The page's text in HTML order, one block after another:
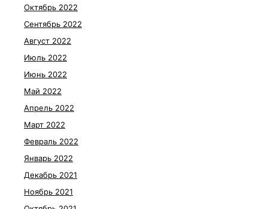
Октябрь 2022
Сентябрь 2022
Август 2022
Июль 2022
Июнь 2022
Май 2022
Апрель 2022
Март 2022
Февраль 2022
Январь 2022
Декабрь 2021
Ноябрь 2021